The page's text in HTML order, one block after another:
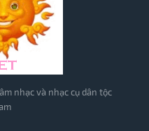
nhạc và nhạc cụ dân tộc